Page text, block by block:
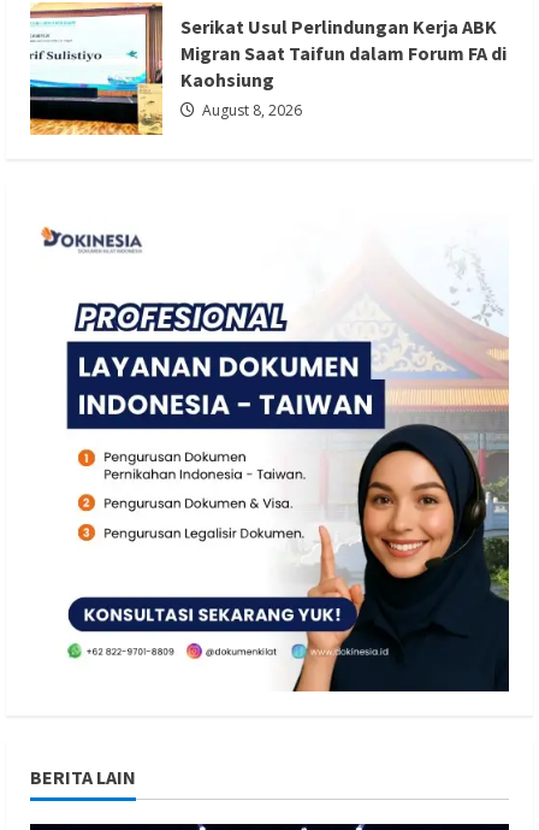
Kaohsiung
Redaksi 01 August 8, 2026
Serikat Usul Perlindungan Kerja ABK
Migran Saat Taifun dalam Forum FA di
Kaohsiung
August 8, 2026
BERITA LAIN